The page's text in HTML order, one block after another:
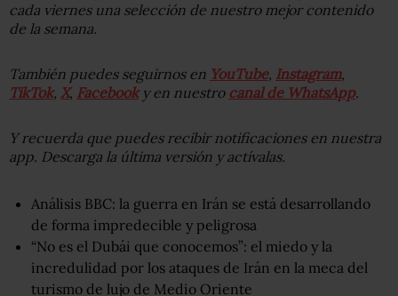
cada viernes una selección de nuestro mejor contenido
de la semana.
También puedes seguirnos en YouTube, Instagram,
TikTok, X, Facebooky en nuestro canal de WhatsApp.
Y recuerda que puedes recibir notificaciones en nuestra
app. Descarga la última versión y actívalas.
Análisis BBC: la guerra en Irán se está desarrollando
de forma impredecible y peligrosa
“No es el Dubái que conocemos”: el miedo y la
incredulidad por los ataques de Irán en la meca del
turismo de lujo de Medio Oriente